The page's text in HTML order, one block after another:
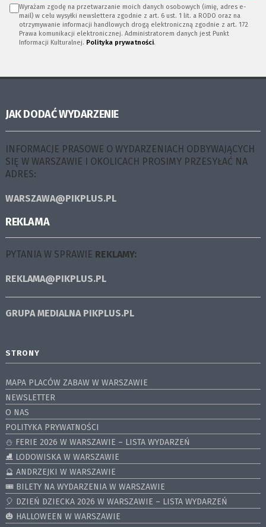
Wyrażam zgodę na przetwarzanie moich danych osobowych (imię, adres e-
mail) w celu wysyłki newslettera zgodnie z art. 6 ust. 1 lit. a RODO oraz na
otrzymywanie informacji handlowych drogą elektroniczną zgodnie z art. 172
Prawa komunikacji elektronicznej. Administratorem danych jest Punkt
Informacji Kulturalnej. Polityka prywatności.
JAK DODAĆ WYDARZENIE
INFORMACJE PRASOWE O WYDARZENIACH ODBYWAJĄCYCH
SIĘ W WARSZAWIE I OKOLICACH PROSIMY PRZESYŁAĆ NA
ADRES:
WARSZAWA@PIKPLUS.PL
REKLAMA
PYTANIA W SPRAWIE REKLAMY:
REKLAMA@PIKPLUS.PL
GRUPA MEDIALNA PIKPLUS.PL
STRONY
MAPA PLACÓW ZABAW W WARSZAWIE
NEWSLETTER
O NAS
POLITYKA PRYWATNOŚCI
⛄️ FERIE 2026 W WARSZAWIE – LISTA WYDARZEŃ
⛸ LODOWISKA W WARSZAWIE
🔮 ANDRZEJKI W WARSZAWIE
🎟️ BILETY NA WYDARZENIA W WARSZAWIE
🎈 DZIEŃ DZIECKA 2026 W WARSZAWIE – LISTA WYDARZEŃ
🎃 HALLOWEEN W WARSZAWIE